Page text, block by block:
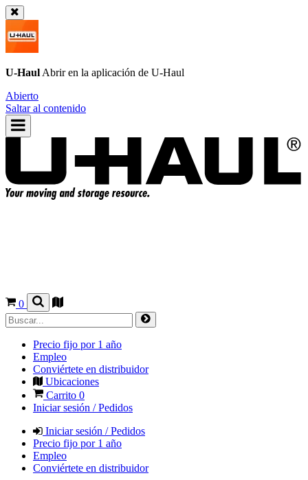
U-Haul Abrir en la aplicación de U-Haul
Abierto
Saltar al contenido
0
Precio fijo por 1 año
Empleo
Conviértete en distribuidor
Ubicaciones
Carrito 0
Iniciar sesión / Pedidos
Iniciar sesión / Pedidos
Precio fijo por 1 año
Empleo
Conviértete en distribuidor